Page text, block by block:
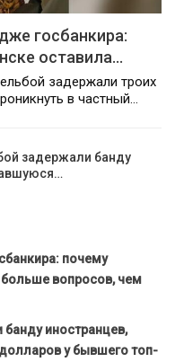
госбанкира:
оставила…
задержали троих
в частный…
задержали банду
почему
вопросов, чем
иностранцев,
у бывшего топ-